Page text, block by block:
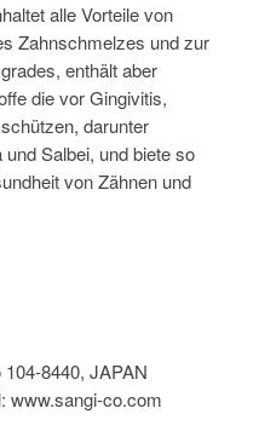
alle Vorteile von
Zahnschmelzes und zur
enthält aber
die vor Gingivitis,
darunter
Salbei, und biete so
von Zähnen und
8440, JAPAN
www.sangi-co.com